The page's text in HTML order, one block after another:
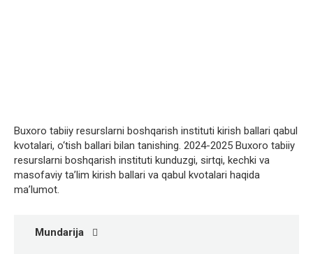
Buxoro tabiiy resurslarni boshqarish instituti kirish ballari qabul
kvotalari, o‘tish ballari bilan tanishing. 2024-2025 Buxoro tabiiy
resurslarni boshqarish instituti kunduzgi, sirtqi, kechki va
masofaviy ta’lim kirish ballari va qabul kvotalari haqida
ma’lumot.
Mundarija